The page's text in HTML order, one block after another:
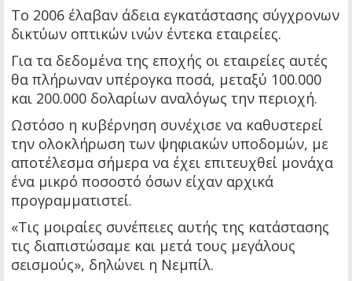
Το 2006 έλαβαν άδεια εγκατάστασης σύγχρονων
δικτύων οπτικών ινών έντεκα εταιρείες.
Για τα δεδομένα της εποχής οι εταιρείες αυτές
θα πλήρωναν υπέρογκα ποσά, μεταξύ 100.000
και 200.000 δολαρίων αναλόγως την περιοχή.
Ωστόσο η κυβέρνηση συνέχισε να καθυστερεί
την ολοκλήρωση των ψηφιακών υποδομών, με
αποτέλεσμα σήμερα να έχει επιτευχθεί μονάχα
ένα μικρό ποσοστό όσων είχαν αρχικά
προγραμματιστεί.
«Τις μοιραίες συνέπειες αυτής της κατάστασης
τις διαπιστώσαμε και μετά τους μεγάλους
σεισμούς», δηλώνει η Νεμπίλ.